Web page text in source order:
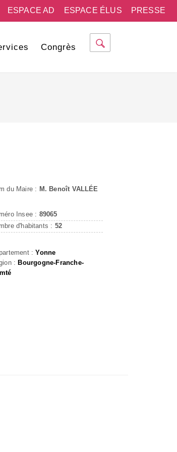
PRESSE
ESPACE ÉLUS
ESPACE AD
Congrès
du Maire : M. Benoît VALLÉE
Insee : 89065
d'habitants : 52
:Yonne
: Bourgogne-Franche-